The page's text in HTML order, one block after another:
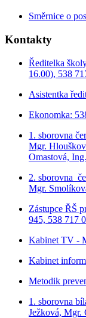
Směrnice o
Kontakty
Ředitelka
16.00), 538
Asistentka
Ekonomka:
1. sborovna
Mgr.
Omastová,
2. sborovna
Mgr.
Zástupce ŘŠ
945, 538 717
Kabinet TV -
Kabinet
Metodik
1. sborovna
Ježková, Mgr.